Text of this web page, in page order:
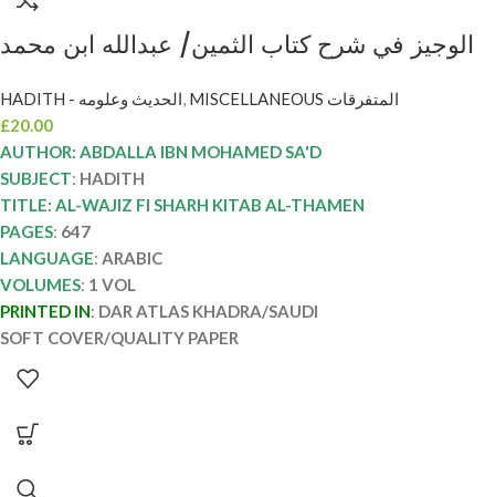
الوجيز في شرح كتاب الثمين/ عبدالله ابن محمد
THAMENHADITH - الحديث وعلومه,
MISCELLANEOUS المتفرقات
£20.00
AUTHOR: ABDALLA IBN MOHAMED SA'D
SUBJECT: HADITH
TITLE: AL-WAJIZ FI SHARH KITAB AL-THAMEN
PAGES: 647
LANGUAGE: ARABIC
VOLUMES: 1 VOL
PRINTED IN: DAR ATLAS KHADRA/SAUDI
SOFT COVER/QUALITY PAPER